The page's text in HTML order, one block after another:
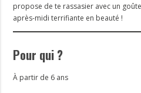
propose de te rassasier avec un
après-midi terrifiante en beauté !
Pour qui ?
À partir de 6 ans